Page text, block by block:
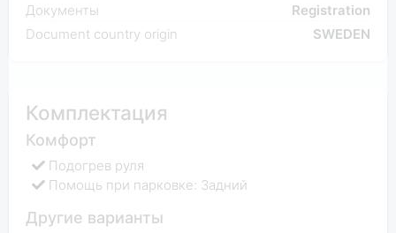
Документы
Registration
Document country origin
SWEDEN
Комплектация
Комфорт
Подогрев руля
Помощь при парковке: Задний
Другие варианты